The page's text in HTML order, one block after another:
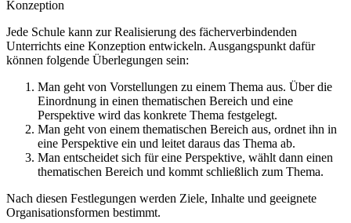
Konzeption
Jede Schule kann zur Realisierung des fächerverbindenden
Unterrichts eine Konzeption entwickeln. Ausgangspunkt dafür
können folgende Überlegungen sein:
Man geht von Vorstellungen zu einem Thema aus. Über die
Einordnung in einen thematischen Bereich und eine
Perspektive wird das konkrete Thema festgelegt.
Man geht von einem thematischen Bereich aus, ordnet ihn in
eine Perspektive ein und leitet daraus das Thema ab.
Man entscheidet sich für eine Perspektive, wählt dann einen
thematischen Bereich und kommt schließlich zum Thema.
Nach diesen Festlegungen werden Ziele, Inhalte und geeignete
Organisationsformen bestimmt.